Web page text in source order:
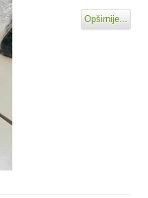
Opširnije...